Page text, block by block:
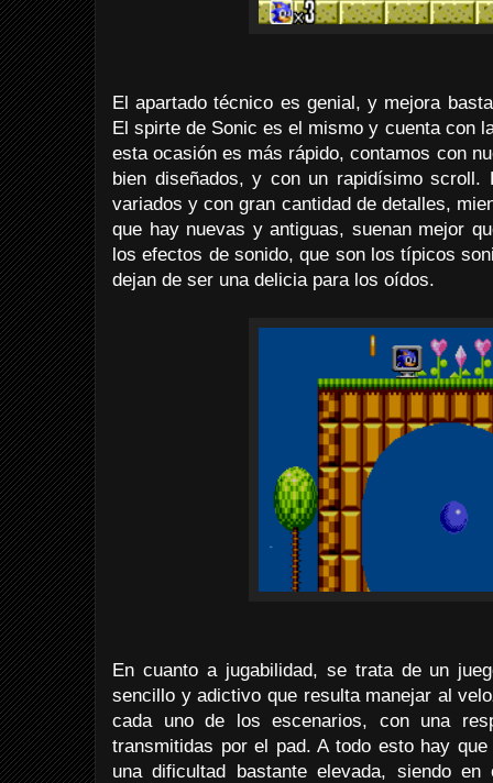
El apartado técnico es genial, y mejora
El spirte de Sonic es el mismo y cuenta con
esta ocasión es más rápido, contamos con
bien diseñados, y con un rapidísimo scroll.
variados y con gran cantidad de detalles,
que hay nuevas y antiguas, suenan mejor
los efectos de sonido, que son los típicos
dejan de ser una delicia para los oídos.
En cuanto a jugabilidad, se trata de un
sencillo y adictivo que resulta manejar al
cada uno de los escenarios, con una
transmitidas por el pad. A todo esto hay
una dificultad bastante elevada, siendo